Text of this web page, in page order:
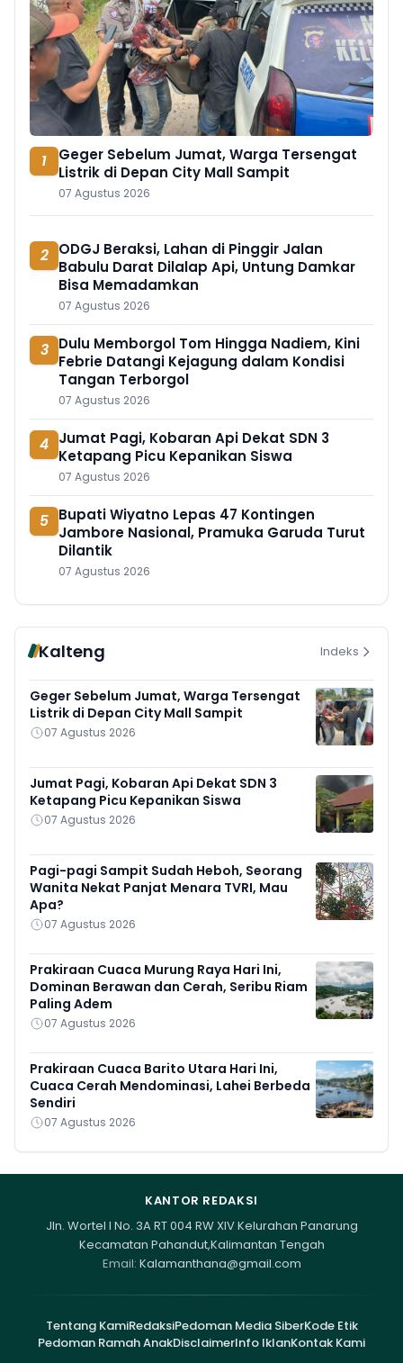
1
Geger Sebelum Jumat, Warga Tersengat
Listrik di Depan City Mall Sampit
07 Agustus 2026
2 ODGJ Beraksi, Lahan di Pinggir Jalan
Babulu Darat Dilalap Api, Untung Damkar
Bisa Memadamkan
07 Agustus 2026
3 Dulu Memborgol Tom Hingga Nadiem, Kini
Febrie Datangi Kejagung dalam Kondisi
Tangan Terborgol
07 Agustus 2026
4 Jumat Pagi, Kobaran Api Dekat SDN 3
Ketapang Picu Kepanikan Siswa
07 Agustus 2026
5 Bupati Wiyatno Lepas 47 Kontingen
Jambore Nasional, Pramuka Garuda Turut
Dilantik
07 Agustus 2026
Kalteng Indeks
Geger Sebelum Jumat, Warga Tersengat
Listrik di Depan City Mall Sampit
07 Agustus 2026
Jumat Pagi, Kobaran Api Dekat SDN 3
Ketapang Picu Kepanikan Siswa
07 Agustus 2026
Pagi-pagi Sampit Sudah Heboh, Seorang
Wanita Nekat Panjat Menara TVRI, Mau
Apa?
07 Agustus 2026
Prakiraan Cuaca Murung Raya Hari Ini,
Dominan Berawan dan Cerah, Seribu Riam
Paling Adem
07 Agustus 2026
Prakiraan Cuaca Barito Utara Hari Ini,
Cuaca Cerah Mendominasi, Lahei Berbeda
Sendiri
07 Agustus 2026
KANTOR REDAKSI
Jln. Wortel I No. 3A RT 004 RW XIV Kelurahan Panarung
Kecamatan Pahandut,Kalimantan Tengah
Email: Kalamanthana@gmail.com
Tentang KamiRedaksiPedoman Media SiberKode Etik
Pedoman Ramah AnakDisclaimerInfo IklanKontak Kami